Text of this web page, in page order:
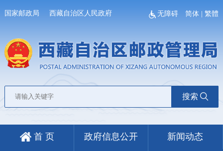
国家邮政局 西藏自治区人民政府 无障碍 简体 |繁體
搜索
首 页 政府信息公开 新闻动态